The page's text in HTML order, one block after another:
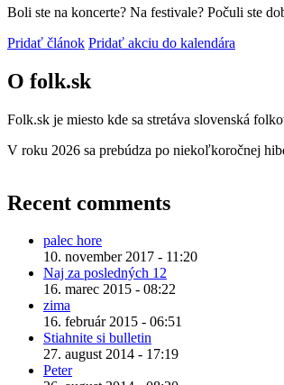
Boli ste na koncerte? Na festivale? Počuli ste
Pridať článok Pridať akciu do kalendára
O folk.sk
Folk.sk je miesto kde sa stretáva slovenská
V roku 2026 sa prebúdza po niekoľkoročnej
Recent comments
palec hore
10. november 2017 - 11:20
Naj za posledných 12
16. marec 2015 - 08:22
zima
16. február 2015 - 06:51
Stiahnite si bulletin
27. august 2014 - 17:19
Peter